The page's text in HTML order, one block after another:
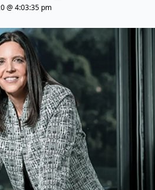
@ 4:03:35 pm